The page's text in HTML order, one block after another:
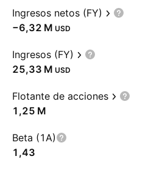
Ingresos netos (FY)
‪−6,32 M‬ USD
Ingresos (FY)
‪25,33 M‬ USD
Flotante de acciones
‪1,25 M‬
Beta (1A)
1,43